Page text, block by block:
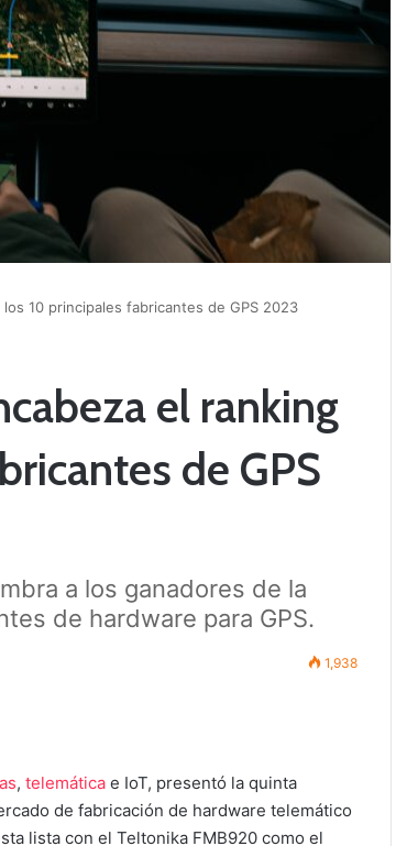
10 principales fabricantes de GPS 2023
el ranking
de GPS
a los ganadores de la
de hardware para GPS.
1,938
, telemática e IoT, presentó la quinta
de fabricación de hardware telemático
lista con el Teltonika FMB920 como el